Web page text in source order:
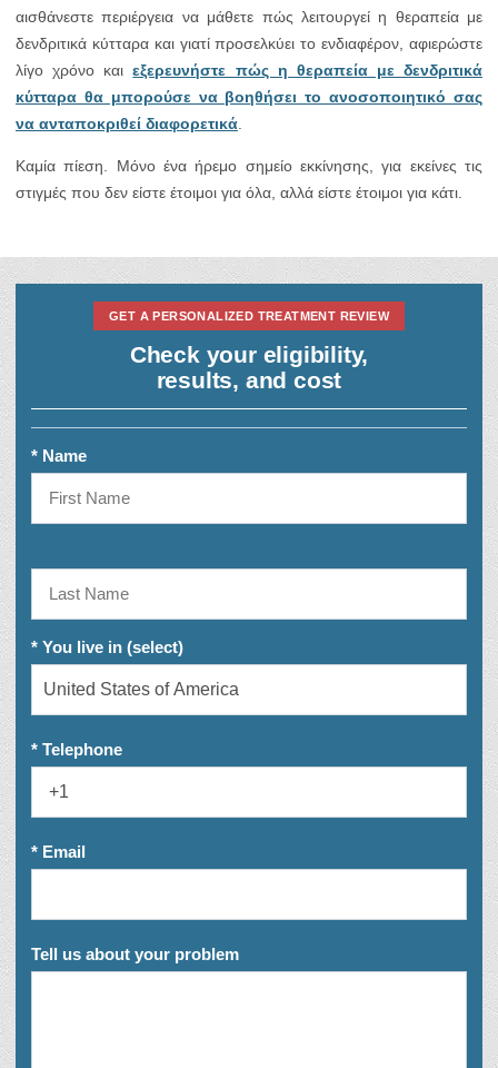
αισθάνεστε περιέργεια να μάθετε πώς λειτουργεί η θεραπεία με
δενδριτικά κύτταρα και γιατί προσελκύει το ενδιαφέρον, αφιερώστε
λίγο χρόνο καιεξερευνήστε πώς η θεραπεία με δενδριτικά
κύτταρα θα μπορούσε να βοηθήσει το ανοσοποιητικό σας
να ανταποκριθεί διαφορετικά
Καμία πίεση. Μόνο ένα ήρεμο σημείο εκκίνησης, για εκείνες τις
στιγμές που δεν είστε έτοιμοι για όλα, αλλά είστε έτοιμοι για κάτι.
GET A PERSONALIZED TREATMENT REVIEW
Check your eligibility,
results, and cost
* Name
* You live in (select)
* Telephone
* Email
Tell us about your problem